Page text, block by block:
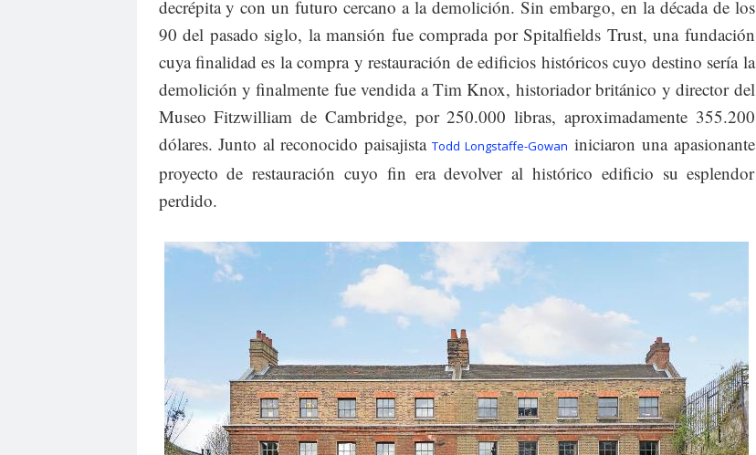
decrépita y con un futuro cercano a la demolición. Sin embargo, en la década de los
90 del pasado siglo, la mansión fue comprada por Spitalfields Trust, una fundación
cuya finalidad es la compra y restauración de edificios históricos cuyo destino sería la
demolición y finalmente fue vendida a Tim Knox, historiador británico y director del
Museo Fitzwilliam de Cambridge, por 250.000 libras, aproximadamente 355.200
dólares. Junto al reconocido paisajistaTodd Longstaffe-Gowan iniciaron una apasionante
proyecto de restauración cuyo fin era devolver al histórico edificio su esplendor
perdido.